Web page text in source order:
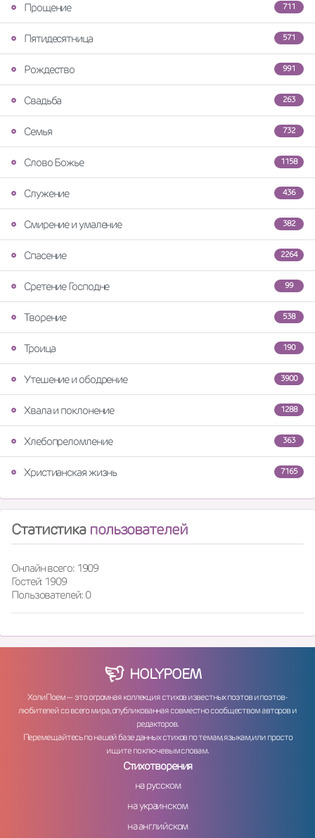
711
Прощение
571
Пятидесятница
991
Рождество
263
Свадьба
732
Семья
1158
Слово Божье
436
Служение
382
Смирение и умаление
2264
Спасение
99
Сретение Господне
538
Творение
190
Троица
3900
Утешение и ободрение
1288
Хвала и поклонение
363
Хлебопреломление
7165
Христианская жизнь
Статистика пользователей
Онлайн всего: 1909
Гостей: 1909
Пользователей: 0
HOLYPOEM
ХолиПоем — это огромная коллекция стихов известных поэтов и поэтов-
любителей со всего мира, опубликованная совместно сообществом авторов и
редакторов.
Перемещайтесь по нашей базе данных стихов по темам, языкам, или просто
ищите по ключевым словам.
Стихотворения
на русском
на украинском
на английском